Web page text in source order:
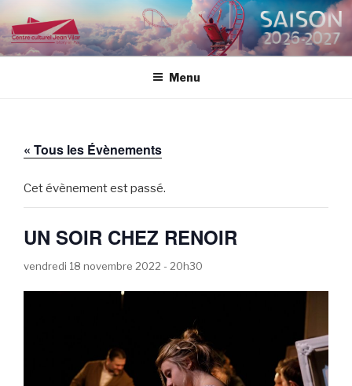
au
contenu
CENTRE CULTUREL JEAN
VILAR
Menu
« Tous les Évènements
Cet évènement est passé.
UN SOIR CHEZ RENOIR
vendredi 18 novembre 2022 - 20h30